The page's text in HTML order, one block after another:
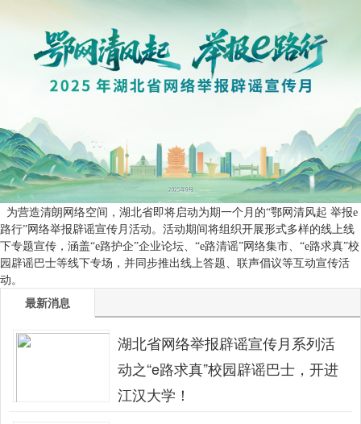
为营造清朗网络空间，湖北省即将启动为期一个月的“鄂网清风起 举报e
路行”网络举报辟谣宣传月活动。活动期间将组织开展形式多样的线上线
下专题宣传，涵盖“e路护企”企业论坛、“e路清谣”网络集市、“e路求真”校
园辟谣巴士等线下专场，并同步推出线上答题、联声倡议等互动宣传活
动。
最新消息
湖北省网络举报辟谣宣传月系列活
动之“e路求真”校园辟谣巴士，开进
江汉大学！